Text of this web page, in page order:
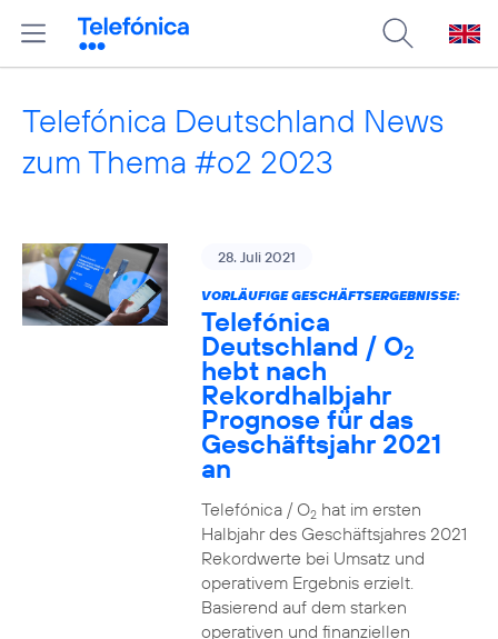
Telefónica Deutschland News
zum Thema #o2 2023
28. Juli 2021
VORLÄUFIGE GESCHÄFTSERGEBNISSE:
Telefónica
Deutschland / O2
hebt nach
Rekordhalbjahr
Prognose für das
Geschäftsjahr 2021
an
Telefónica / O2hat im ersten
Halbjahr des Geschäftsjahres 2021
Rekordwerte bei Umsatz und
operativem Ergebnis erzielt.
Basierend auf dem starken
operativen und finanziellen